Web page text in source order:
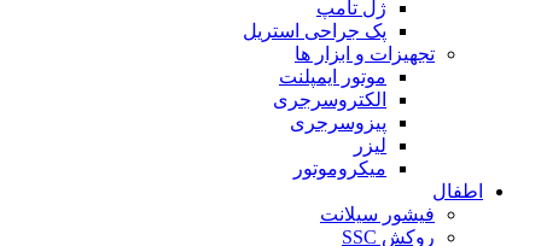
ژل تامپ
پک جراحی استریل
تجهیزات و ابزار ها
موتور ایمپلنت
الکتروسرجری
پیزوسرجری
لیزر
میکروموتور
اطفال
فیشور سیلانت
روکش SSC